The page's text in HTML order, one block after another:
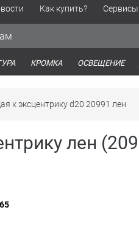
Как купить?
КРОМКА ОСВЕЩЕНИЕ
к эксцентрику d20 20991 лен
лен